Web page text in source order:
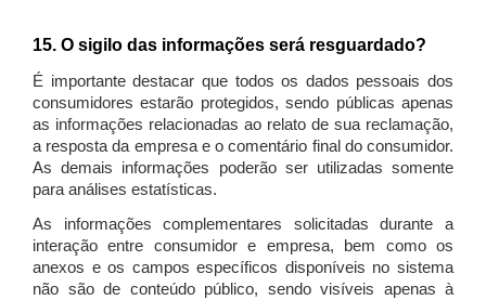
15. O sigilo das informações será resguardado?
É importante destacar que todos os dados pessoais dos
consumidores estarão protegidos, sendo públicas apenas
as informações relacionadas ao relato de sua reclamação,
a resposta da empresa e o comentário final do consumidor.
As demais informações poderão ser utilizadas somente
para análises estatísticas.
As informações complementares solicitadas durante a
interação entre consumidor e empresa, bem como os
anexos e os campos específicos disponíveis no sistema
não são de conteúdo público, sendo visíveis apenas à